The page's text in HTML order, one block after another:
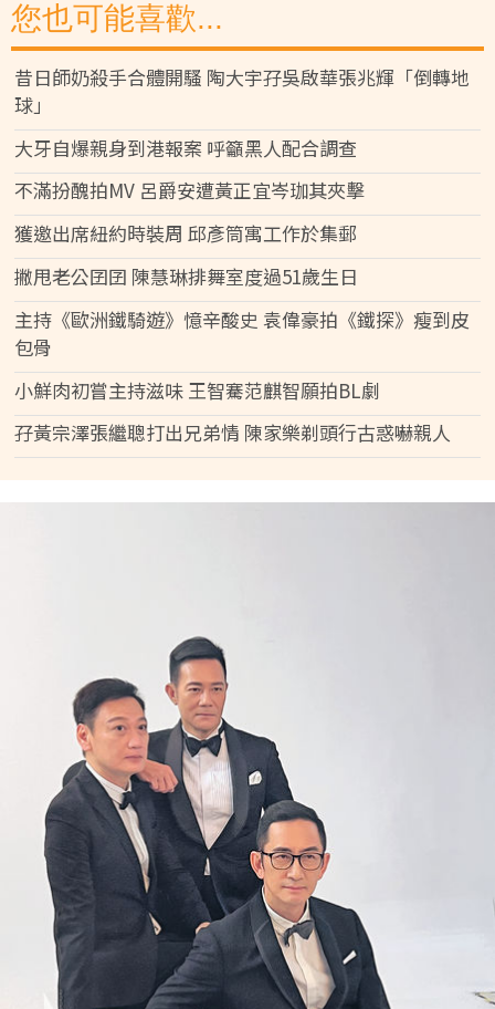
您也可能喜歡...
昔日師奶殺手合體開騷 陶大宇孖吳啟華張兆輝「倒轉地
球」
大牙自爆親身到港報案 呼籲黑人配合調查
不滿扮醜拍MV 呂爵安遭黃正宜岑珈其夾擊
獲邀出席紐約時裝周 邱彥筒寓工作於集郵
撇甩老公囝囝 陳慧琳排舞室度過51歲生日
主持《歐洲鐵騎遊》憶辛酸史 袁偉豪拍《鐵探》瘦到皮
包骨
小鮮肉初嘗主持滋味 王智騫范麒智願拍BL劇
孖黃宗澤張繼聰打出兄弟情 陳家樂剃頭行古惑嚇親人